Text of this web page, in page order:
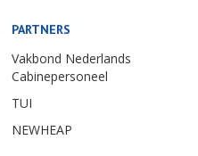
PARTNERS
Vakbond Nederlands
Cabinepersoneel
TUI
NEWHEAP